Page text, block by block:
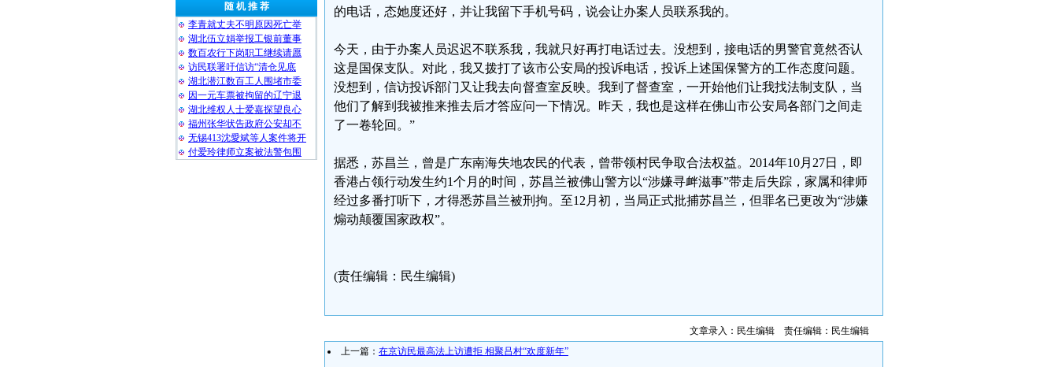
随 机 推 荐
李青就丈夫不明原因死亡举
湖北伍立娟举报工银前董事
数百农行下岗职工继续请愿
访民联署吁信访“清仓见底
湖北潜江数百工人围堵市委
因一元车票被拘留的辽宁退
湖北维权人士爱嘉探望良心
福州张华状告政府公安却不
无锡413沈愛斌等人案件将开
付爱玲律师立案被法警包围
的电话，态她度还好，并让我留下手机号码，说会让办案人员联系我的。
今天，由于办案人员迟迟不联系我，我就只好再打电话过去。没想到，接电话的男警官竟然否认
这是国保支队。对此，我又拨打了该市公安局的投诉电话，投诉上述国保警方的工作态度问题。
没想到，信访投诉部门又让我去向督查室反映。我到了督查室，一开始他们让我找法制支队，当
他们了解到我被推来推去后才答应问一下情况。昨天，我也是这样在佛山市公安局各部门之间走
了一卷轮回。”
据悉，苏昌兰，曾是广东南海失地农民的代表，曾带领村民争取合法权益。2014年10月27日，即
香港占领行动发生约1个月的时间，苏昌兰被佛山警方以“涉嫌寻衅滋事”带走后失踪，家属和律师
经过多番打听下，才得悉苏昌兰被刑拘。至12月初，当局正式批捕苏昌兰，但罪名已更改为“涉嫌
煽动颠覆国家政权”。
(责任编辑：民生编辑)
文章录入：民生编辑 责任编辑：民生编辑
上一篇： 在京访民最高法上访遭拒 相聚吕村“欢度新年”